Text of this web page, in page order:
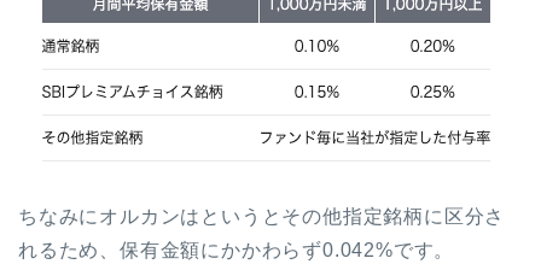
ちなみにオルカンはというとその他指定銘柄に区分さ
れるため、保有金額にかかわらず0.042%です。